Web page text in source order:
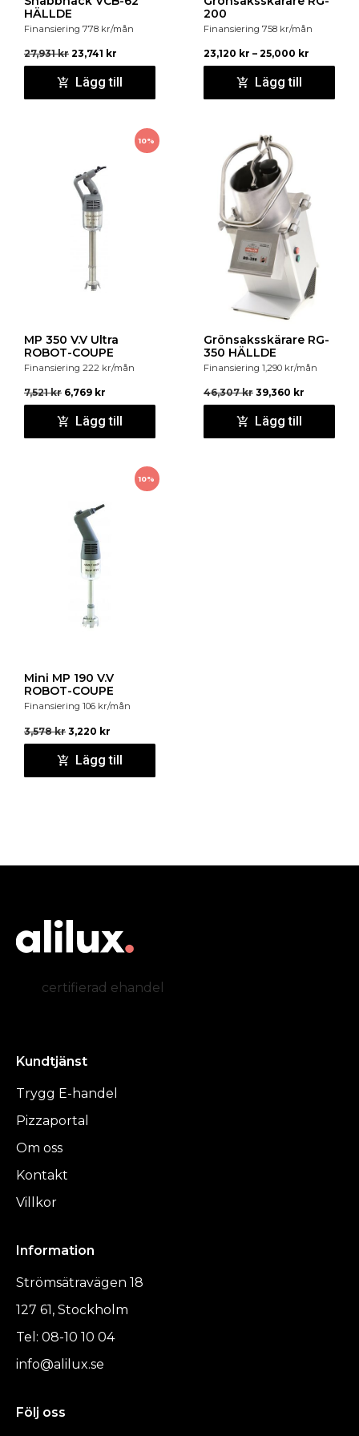
HÄLLDE
Finansiering 778 kr/mån
27,931kr 23,741 kr
Lägg till
200
Finansiering 758 kr/mån
23,120 kr – 25,000 kr
Lägg till
10%
MP 350 V.V Ultra
ROBOT-COUPE
Finansiering 222 kr/mån
7,521kr 6,769 kr
Lägg till
Grönsaksskärare RG-
350 HÄLLDE
Finansiering 1,290 kr/mån
46,307kr 39,360 kr
Lägg till
10%
Mini MP 190 V.V
ROBOT-COUPE
Finansiering 106 kr/mån
3,578kr 3,220 kr
Lägg till
certifierad ehandel
Kundtjänst
Trygg E-handel
Pizzaportal
Om oss
Kontakt
Villkor
Information
Strömsätravägen 18
127 61, Stockholm
Tel: 08-10 10 04
info@alilux.se
Följ oss